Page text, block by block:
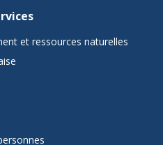
et ressources naturelles